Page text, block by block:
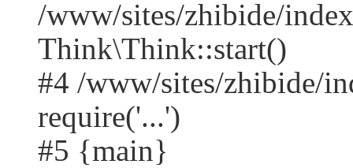
/www/sites/zhibide/
Think\Think::start()
#4 /www/sites/zhibide/
require('...')
#5 {main}